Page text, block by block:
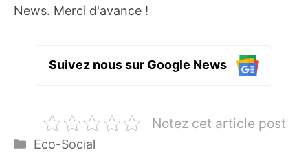
News. Merci d'avance !
Suivez nous sur Google News
Notez cet article post
Catégories
Eco-Social